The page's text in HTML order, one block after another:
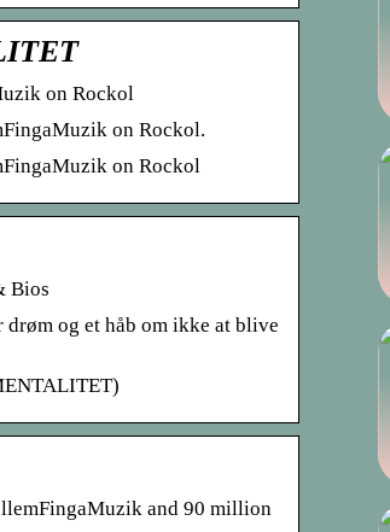
on Rockol
on Rockol.
on Rockol
Bios
og et håb om ikke at blive
and 90 million